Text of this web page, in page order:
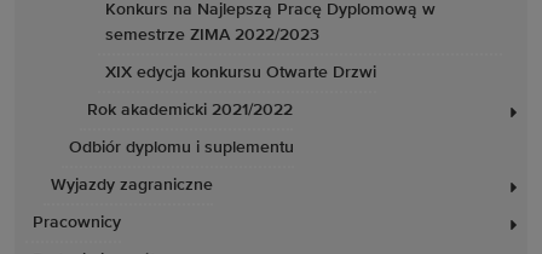
Konkurs na Najlepszą Pracę Dyplomową w
semestrze ZIMA 2022/2023
XIX edycja konkursu Otwarte Drzwi
Rok akademicki 2021/2022
Odbiór dyplomu i suplementu
Wyjazdy zagraniczne
Pracownicy